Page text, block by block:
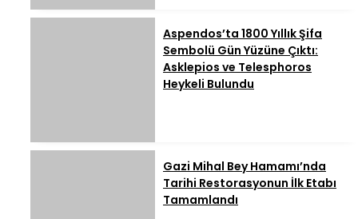
Aspendos’ta 1800 Yıllık Şifa
Sembolü Gün Yüzüne Çıktı:
Asklepios ve Telesphoros
Heykeli Bulundu
Gazi Mihal Bey Hamamı’nda
Tarihi Restorasyonun İlk Etabı
Tamamlandı